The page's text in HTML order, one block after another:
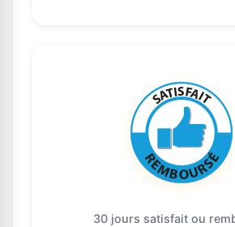
30 jours satisfait ou